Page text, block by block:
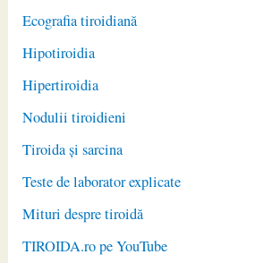
Ecografia tiroidiană
Hipotiroidia
Hipertiroidia
Nodulii tiroidieni
Tiroida și sarcina
Teste de laborator explicate
Mituri despre tiroidă
TIROIDA.ro pe YouTube